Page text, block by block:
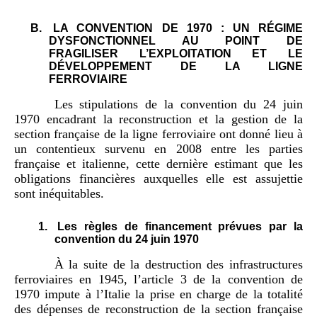
B.
LA CONVENTION DE 1970 : UN RÉGIME
DYSFONCTIONNEL AU POINT DE
FRAGILISER L’EXPLOITATION ET LE
DÉVELOPPEMENT DE LA LIGNE
FERROVIAIRE
Les stipulations de la convention du 24 juin
1970 encadrant la reconstruction et la gestion de la
section française de la ligne ferroviaire ont donné lieu à
un contentieux survenu en 2008 entre les parties
française et italienne, cette dernière estimant que les
obligations financières auxquelles elle est assujettie
sont inéquitables.
1.
Les règles de financement prévues par la
convention du 24 juin 1970
À la suite de la destruction des infrastructures
ferroviaires en 1945, l’article 3 de la convention de
1970 impute à l’Italie la prise en charge de la totalité
des dépenses de reconstruction de la section française